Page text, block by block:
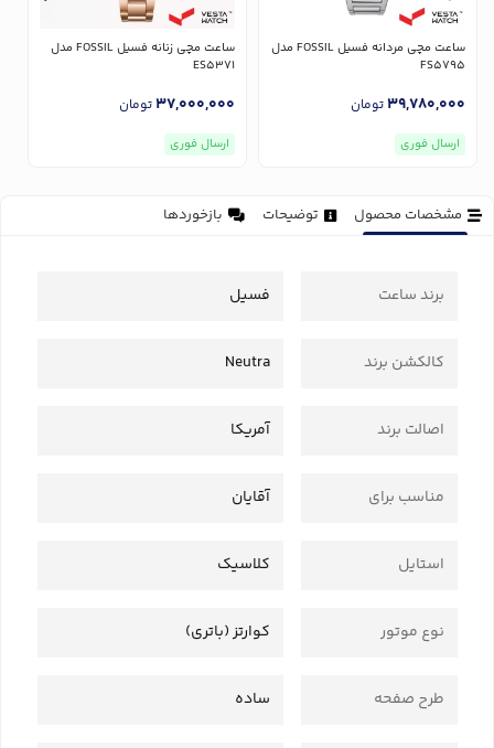
ساعت مچی مردانه فسیل FOSSIL مدل
FS5795
39,780,000تومان
ارسال فوری
ساعت مچی زنانه فسیل FOSSIL مدل
ES5371
37,000,000تومان
ارسال فوری
مشخصات محصول توضیحات بازخوردها
برند ساعت فسیل
کالکشن برند Neutra
اصالت برند آمریکا
مناسب برای آقایان
استایل کلاسیک
نوع موتور کوارتز (باتری)
طرح صفحه ساده